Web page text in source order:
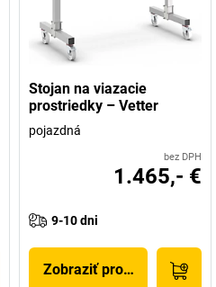
Stojan na viazacie
prostriedky – Vetter
pojazdná
bez DPH
1.465,- €
9-10 dni
Zobraziť produkt